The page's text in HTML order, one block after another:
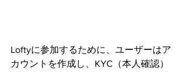
Loftyに参加するために、ユーザーはア
カウントを作成し、KYC（本人確認）